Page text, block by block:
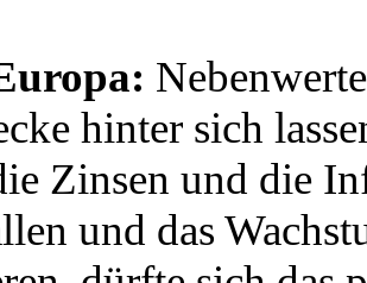
hinter sich
Zinsen und die
und das